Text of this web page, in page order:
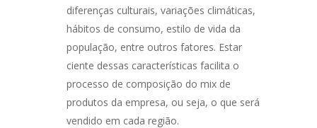
diferenças culturais, variações climáticas,
hábitos de consumo, estilo de vida da
população, entre outros fatores. Estar
ciente dessas características facilita o
processo de composição do mix de
produtos da empresa, ou seja, o que será
vendido em cada região.